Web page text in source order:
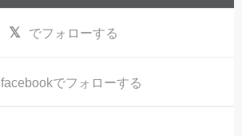
でフォローする
facebookでフォローする